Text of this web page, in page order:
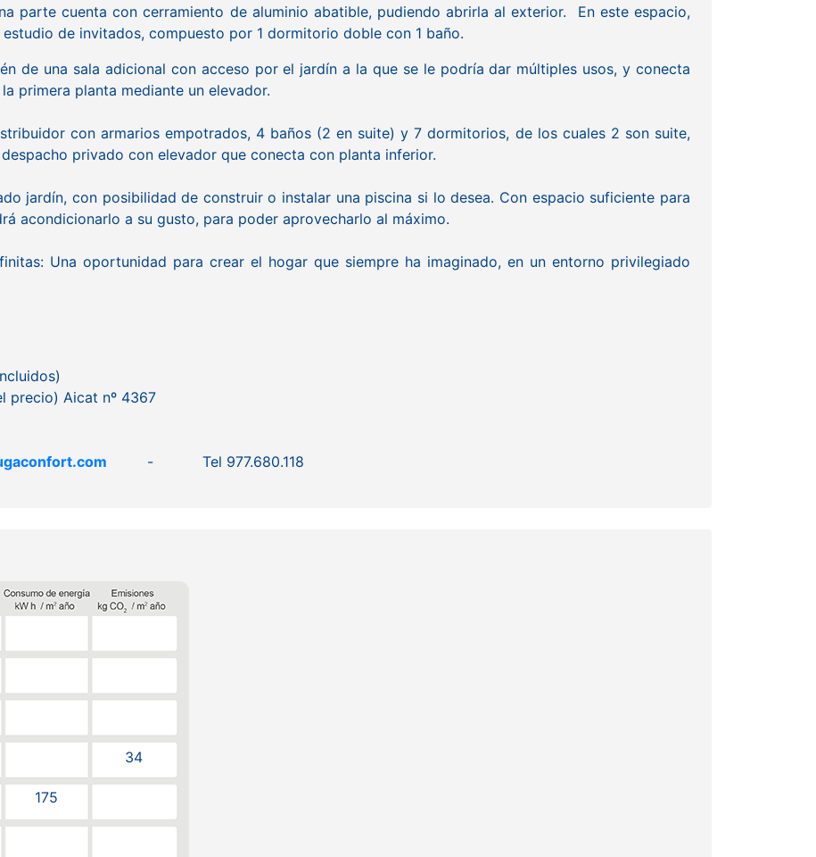
parte cuenta con cerramiento de aluminio abatible, pudiendo abrirla al exterior. En este espacio,
de invitados, compuesto por 1 dormitorio doble con 1 baño.
de una sala adicional con acceso por el jardín a la que se le podría dar múltiples usos, y conecta
primera planta mediante un elevador.
con armarios empotrados, 4 baños (2 en suite) y 7 dormitorios, de los cuales 2 son suite,
privado con elevador que conecta con planta inferior.
jardín, con posibilidad de construir o instalar una piscina si lo desea. Con espacio suficiente para
acondicionarlo a su gusto, para poder aprovecharlo al máximo.
Una oportunidad para crear el hogar que siempre ha imaginado, en un entorno privilegiado
precio) Aicat nº 4367
- Tel 977.680.118
175
34